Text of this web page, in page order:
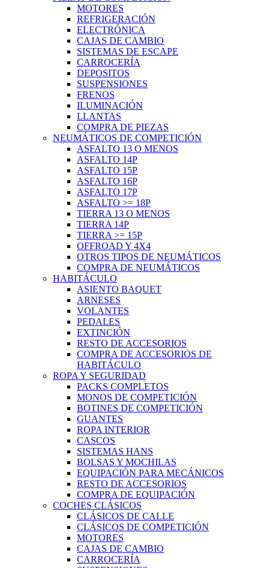
MOTORES
REFRIGERACIÓN
ELECTRÓNICA
CAJAS DE CAMBIO
SISTEMAS DE ESCAPE
CARROCERÍA
DEPOSITOS
SUSPENSIONES
FRENOS
ILUMINACIÓN
LLANTAS
COMPRA DE PIEZAS
NEUMÁTICOS DE COMPETICIÓN
ASFALTO 13 O MENOS
ASFALTO 14P
ASFALTO 15P
ASFALTO 16P
ASFALTO 17P
ASFALTO >= 18P
TIERRA 13 O MENOS
TIERRA 14P
TIERRA >= 15P
OFFROAD Y 4X4
OTROS TIPOS DE NEUMÁTICOS
COMPRA DE NEUMÁTICOS
HABITÁCULO
ASIENTO BAQUET
ARNESES
VOLANTES
PEDALES
EXTINCIÓN
RESTO DE ACCESORIOS
COMPRA DE ACCESORIOS DE
HABITÁCULO
ROPA Y SEGURIDAD
PACKS COMPLETOS
MONOS DE COMPETICIÓN
BOTINES DE COMPETICIÓN
GUANTES
ROPA INTERIOR
CASCOS
SISTEMAS HANS
BOLSAS Y MOCHILAS
EQUIPACIÓN PARA MECÁNICOS
RESTO DE ACCESORIOS
COMPRA DE EQUIPACIÓN
COCHES CLÁSICOS
CLÁSICOS DE CALLE
CLÁSICOS DE COMPETICIÓN
MOTORES
CAJAS DE CAMBIO
CARROCERÍA